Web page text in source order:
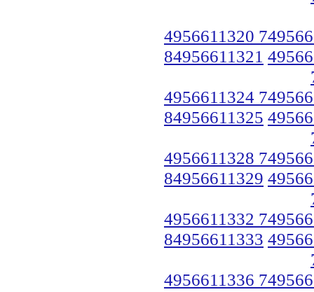
4956611320
84956611321
4956611324
84956611325
4956611328
84956611329
4956611332
84956611333
4956611336